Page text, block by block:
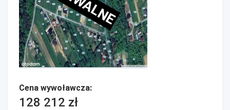
Cena wywoławcza:
128 212 zł